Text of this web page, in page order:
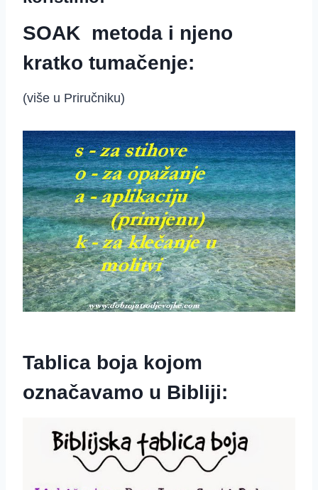
SOAK metoda i njeno
kratko tumačenje:
(više u Priručniku)
Tablica boja kojom
označavamo u Bibliji: